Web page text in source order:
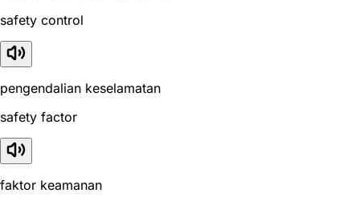
safety control
pengendalian keselamatan
safety factor
faktor keamanan